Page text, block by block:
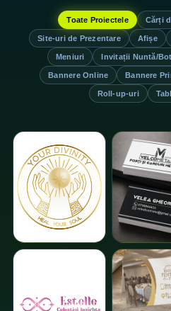
Toate Proiectele Cărți
Site-uri de Prezentare Afișe
Meniuri Invitații Nuntă/
Bannere Online Bannere
Roll-up-uri